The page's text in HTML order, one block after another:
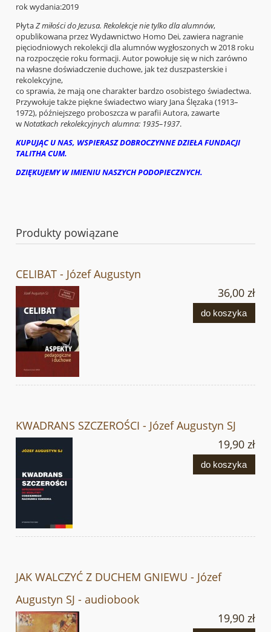
rok wydania:2019
PłytaZ miłości do Jezusa. Rekolekcje nie tylko dla alumnów,
opublikowana przez Wydawnictwo Homo Dei, zawiera nagranie
pięciodniowych rekolekcji dla alumnów wygłoszonych w 2018 roku
na rozpoczęcie roku formacji. Autor powołuje się w nich zarówno
na własne doświadczenie duchowe, jak też duszpasterskie i
rekolekcyjne,
co sprawia, że mają one charakter bardzo osobistego świadectwa.
Przywołuje także piękne świadectwo wiary Jana Ślęzaka (1913–
1972), późniejszego proboszcza w parafii Autora, zawarte
wNotatkach rekolekcyjnych alumna: 1935–1937.
KUPUJĄC U NAS, WSPIERASZ DOBROCZYNNE DZIEŁA FUNDACJI
TALITHA CUM.
DZIĘKUJEMY W IMIENIU NASZYCH PODOPIECZNYCH.
Produkty powiązane
CELIBAT - Józef Augustyn
36,00 zł
do koszyka
KWADRANS SZCZEROŚCI - Józef Augustyn SJ
19,90 zł
do koszyka
JAK WALCZYĆ Z DUCHEM GNIEWU - Józef
Augustyn SJ - audiobook
19,90 zł